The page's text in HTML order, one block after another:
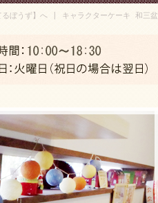
るぼうず】へ | キャラクターケーキ 和三盆